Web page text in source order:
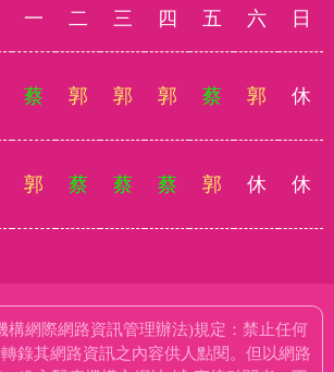
一 二 三 四 五 六 日
蔡 郭 郭 郭 蔡 郭 休
郭 蔡 蔡 蔡 郭 休 休
構網際網路資訊管理辦法)規定：禁止任何
錄其網路資訊之內容供人點閱。但以網路